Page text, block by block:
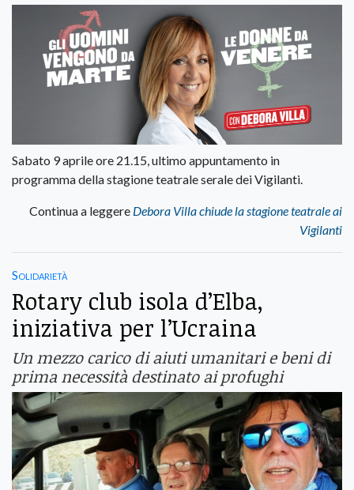
Sabato 9 aprile ore 21.15, ultimo appuntamento in
programma della stagione teatrale serale dei Vigilanti.
Continua a leggere Debora Villa chiude la stagione teatrale ai
Vigilanti
Solidarietà
Rotary club isola d’Elba,
iniziativa per l’Ucraina
Un mezzo carico di aiuti umanitari e beni di
prima necessità destinato ai profughi